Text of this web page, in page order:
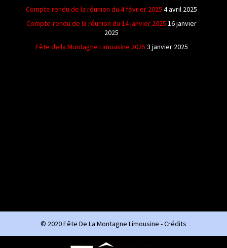
Compte rendu de la réunion du 4 février 2025 4 avril 2025
Compte-rendu de la réunion du 14 janvier 2025 16 janvier
2025
Fête de la Montagne Limousine 2025 3 janvier 2025
© 2020 Fête De La Montagne Limousine -Crédits